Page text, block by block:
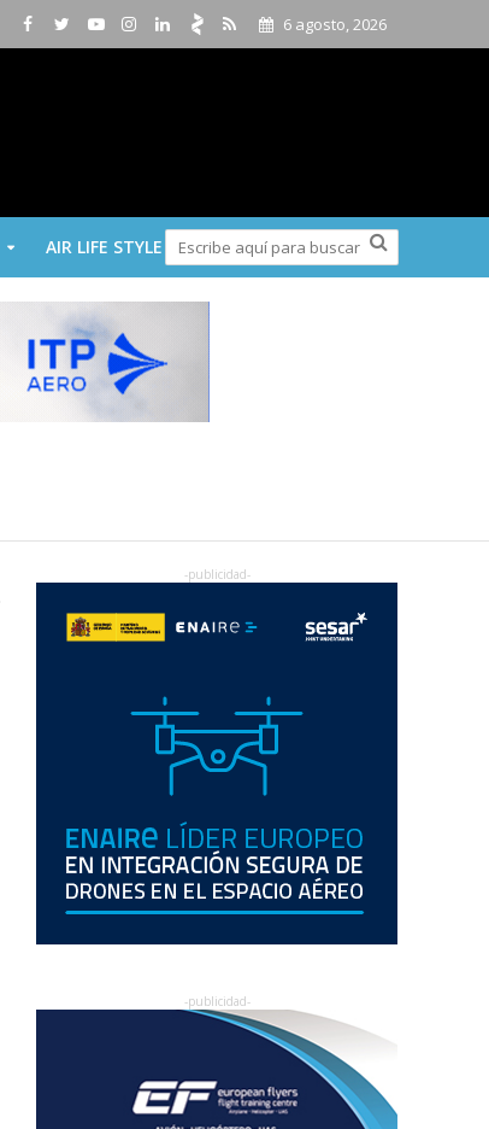
6 agosto, 2026
AIR LIFE STYLE